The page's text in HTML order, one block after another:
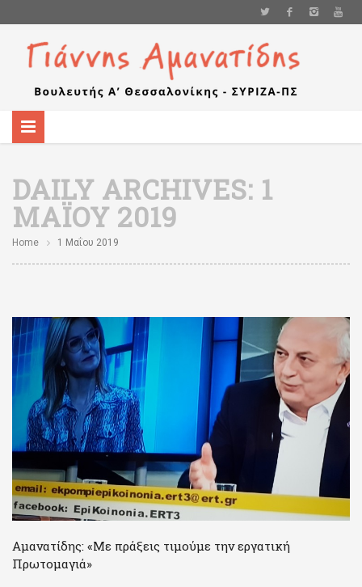
DAILY ARCHIVES: 1
ΜΑΪ́ΟΥ 2019
Home 1 Μαΐου 2019
Αμανατίδης: «Με πράξεις τιμούμε την εργατική
Πρωτομαγιά»